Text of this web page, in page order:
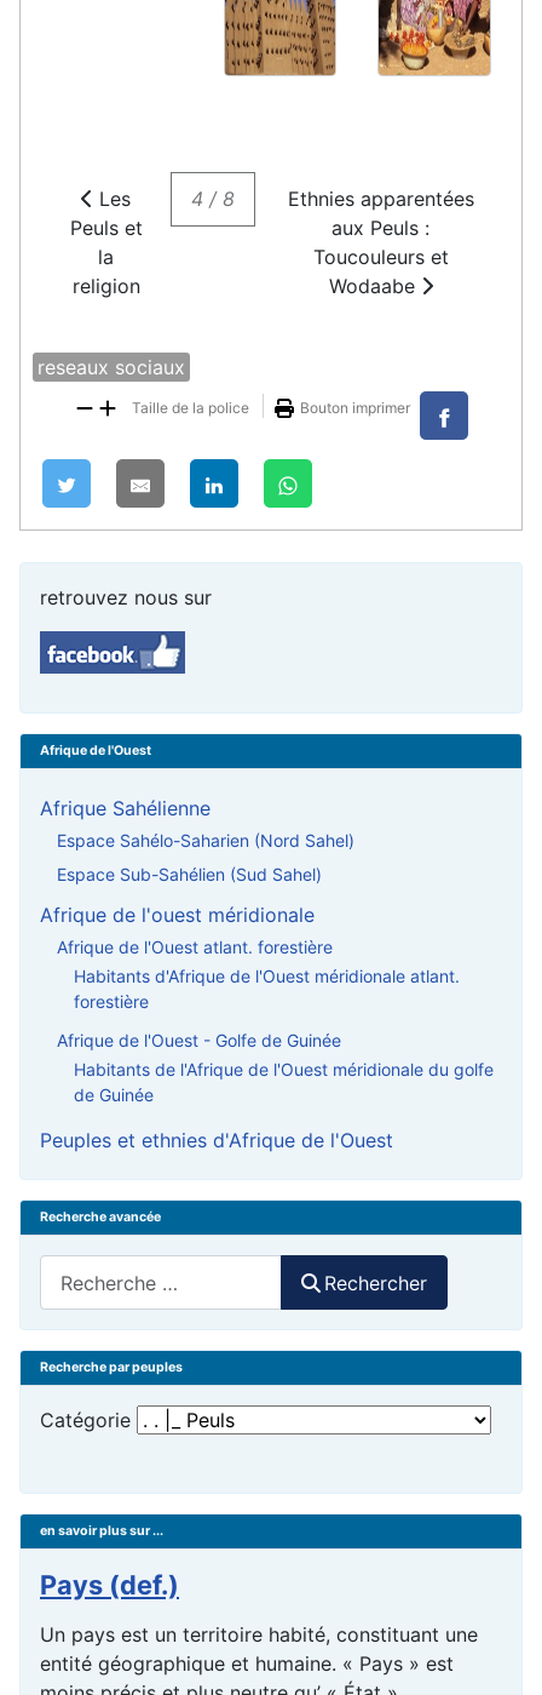
Les
Peuls et
la
religion
4 / 8
Ethnies apparentées
aux Peuls :
Toucouleurs et
Wodaabe
reseaux sociaux
Taille de la police Bouton imprimer
retrouvez nous sur
Afrique de l'Ouest
Afrique Sahélienne
Espace Sahélo-Saharien (Nord Sahel)
Espace Sub-Sahélien (Sud Sahel)
Afrique de l'ouest méridionale
Afrique de l'Ouest atlant. forestière
Habitants d'Afrique de l'Ouest méridionale atlant.
forestière
Afrique de l'Ouest - Golfe de Guinée
Habitants de l'Afrique de l'Ouest méridionale du golfe
de Guinée
Peuples et ethnies d'Afrique de l'Ouest
Recherche avancée
Rechercher
Recherche par peuples
Catégorie
en savoir plus sur ...
Pays (def.)
Un pays est un territoire habité, constituant une
entité géographique et humaine. « Pays » est